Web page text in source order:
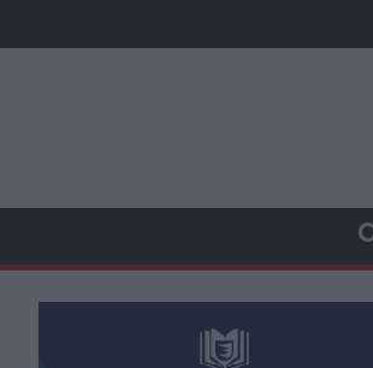
más fideszesek még kevesebbet vittek